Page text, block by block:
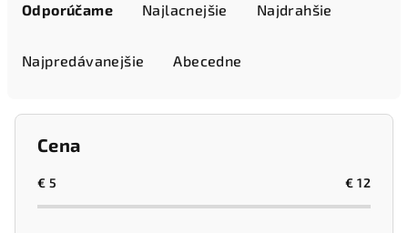
Odporúčame Najlacnejšie Najdrahšie
Najpredávanejšie Abecedne
Cena
€ 5 €12